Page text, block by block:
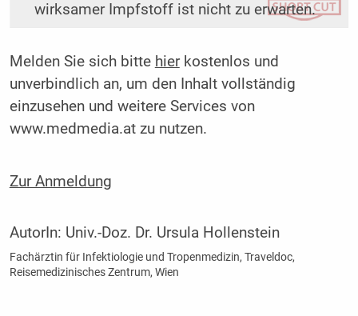
wirksamer Impfstoff ist nicht zu erwarten.
Melden Sie sich bitte hierkostenlos und
unverbindlich an, um den Inhalt vollständig
einzusehen und weitere Services von
www.medmedia.at zu nutzen.
Zur Anmeldung
AutorIn: Univ.-Doz. Dr. Ursula Hollenstein
Fachärztin für Infektiologie und Tropenmedizin, Traveldoc,
Reisemedizinisches Zentrum, Wien